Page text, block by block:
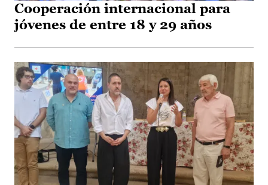
Cooperación internacional para
jóvenes de entre 18 y 29 años